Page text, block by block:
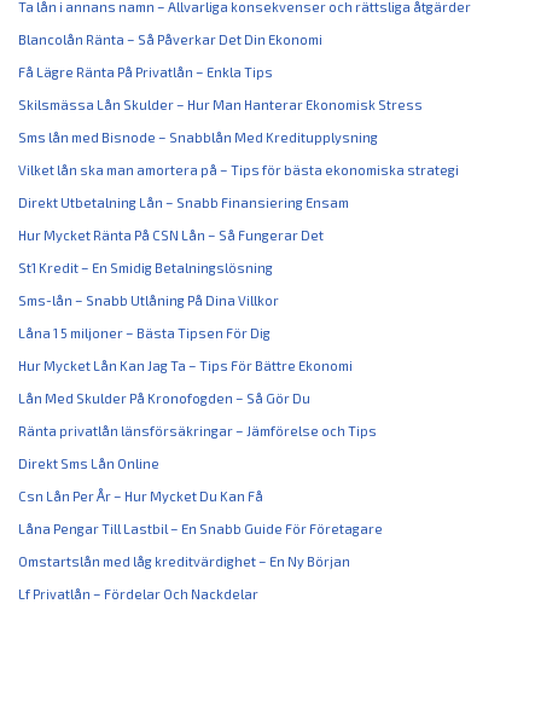
Ta lån i annans namn – Allvarliga konsekvenser och rättsliga åtgärder
Blancolån Ränta – Så Påverkar Det Din Ekonomi
Få Lägre Ränta På Privatlån – Enkla Tips
Skilsmässa Lån Skulder – Hur Man Hanterar Ekonomisk Stress
Sms lån med Bisnode – Snabblån Med Kreditupplysning
Vilket lån ska man amortera på – Tips för bästa ekonomiska strategi
Direkt Utbetalning Lån – Snabb Finansiering Ensam
Hur Mycket Ränta På CSN Lån – Så Fungerar Det
St1 Kredit – En Smidig Betalningslösning
Sms-lån – Snabb Utlåning På Dina Villkor
Låna 1 5 miljoner – Bästa Tipsen För Dig
Hur Mycket Lån Kan Jag Ta – Tips För Bättre Ekonomi
Lån Med Skulder På Kronofogden – Så Gör Du
Ränta privatlån länsförsäkringar – Jämförelse och Tips
Direkt Sms Lån Online
Csn Lån Per År – Hur Mycket Du Kan Få
Låna Pengar Till Lastbil – En Snabb Guide För Företagare
Omstartslån med låg kreditvärdighet – En Ny Början
Lf Privatlån – Fördelar Och Nackdelar